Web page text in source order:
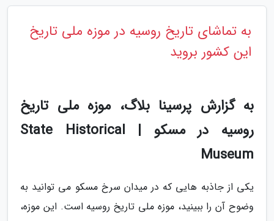
به تماشای تاریخ روسیه در موزه ملی تاریخ
این کشور بروید
به گزارش پرسینا بلاگ، موزه ملی تاریخ
روسیه در مسکو | State Historical
Museum
یکی از جاذبه هایی که در میدان سرخ مسکو می توانید به
وضوح آن را ببینید، موزه ملی تاریخ روسیه است. این موزه،